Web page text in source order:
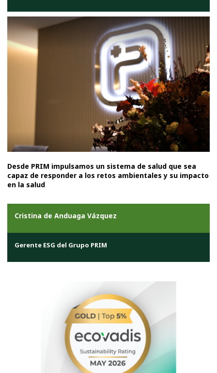
Desde PRIM impulsamos un sistema de salud que sea
capaz de responder a los retos ambientales y su impacto
en la salud
Cristina de Anduaga Vázquez
Gerente ESG del Grupo PRIM